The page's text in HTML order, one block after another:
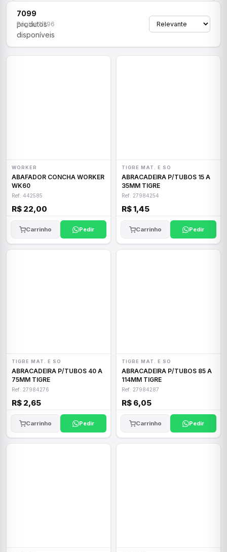
7099
produtos
disponíveis
Página 1/296
WORKER
ABAFADOR CONCHA WORKER
WK60
Ref: 442585
R$ 22,00
Carrinho Pedir
TIGRE MAT. E SO
ABRACADEIRA P/TUBOS 15 A
35MM TIGRE
Ref: 27984254
R$ 1,45
Carrinho Pedir
TIGRE MAT. E SO
ABRACADEIRA P/TUBOS 40 A
75MM TIGRE
Ref: 27984276
R$ 2,65
Carrinho Pedir
TIGRE MAT. E SO
ABRACADEIRA P/TUBOS 85 A
114MM TIGRE
Ref: 27984287
R$ 6,05
Carrinho Pedir